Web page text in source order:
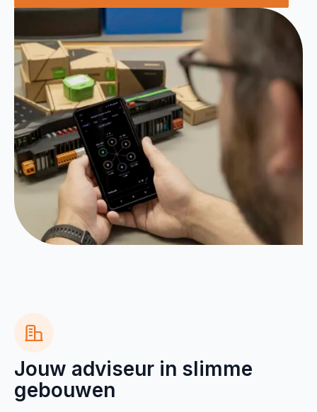
Jouw adviseur in slimme
gebouwen